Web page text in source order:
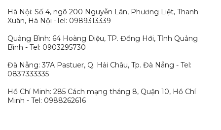
Hà Nội: Số 4, ngõ 200 Nguyễn Lân, Phương Liệt, Thanh
Xuân, Hà Nội -Tel: 0989313339
Quảng Bình: 64 Hoàng Diệu, TP. Đồng Hới, Tỉnh Quảng
Bình - Tel: 0903295730
Đà Nẵng: 37A Pastuer, Q. Hải Châu, Tp. Đà Nẵng - Tel:
0837333335
Hồ Chí Minh: 285 Cách mạng tháng 8, Quận 10, Hồ Chí
Minh - Tel: 0988262616